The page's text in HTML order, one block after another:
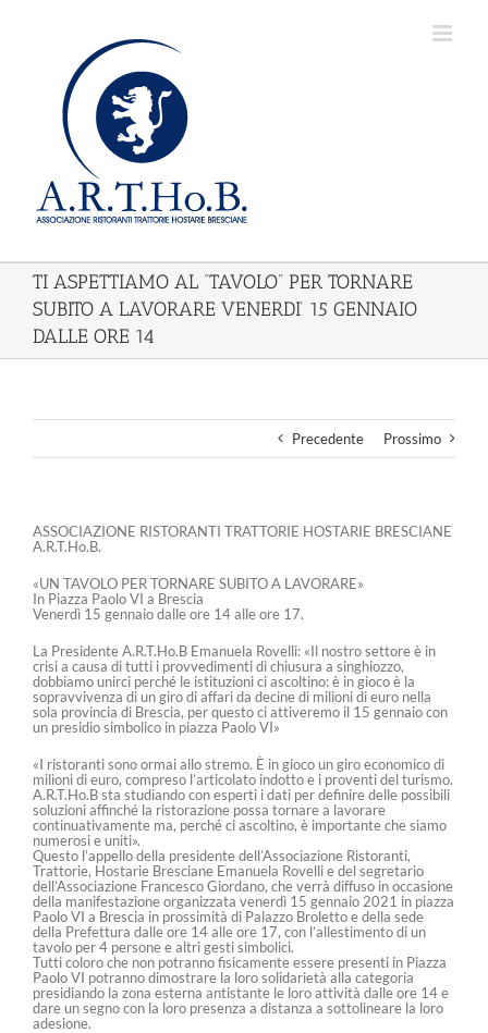
TI ASPETTIAMO AL “TAVOLO” PER TORNARE
SUBITO A LAVORARE VENERDI’ 15 GENNAIO
DALLE ORE 14
Precedente Prossimo
ASSOCIAZIONE RISTORANTI TRATTORIE HOSTARIE BRESCIANE
A.R.T.Ho.B.
«UN TAVOLO PER TORNARE SUBITO A LAVORARE»
In Piazza Paolo VI a Brescia
Venerdì 15 gennaio dalle ore 14 alle ore 17.
La Presidente A.R.T.Ho.B Emanuela Rovelli: «Il nostro settore è in
crisi a causa di tutti i provvedimenti di chiusura a singhiozzo,
dobbiamo unirci perché le istituzioni ci ascoltino: è in gioco è la
sopravvivenza di un giro di affari da decine di milioni di euro nella
sola provincia di Brescia, per questo ci attiveremo il 15 gennaio con
un presidio simbolico in piazza Paolo VI»
«I ristoranti sono ormai allo stremo. È in gioco un giro economico di
milioni di euro, compreso l’articolato indotto e i proventi del turismo.
A.R.T.Ho.B sta studiando con esperti i dati per definire delle possibili
soluzioni affinché la ristorazione possa tornare a lavorare
continuativamente ma, perché ci ascoltino, è importante che siamo
numerosi e uniti».
Questo l’appello della presidente dell’Associazione Ristoranti,
Trattorie, Hostarie Bresciane Emanuela Rovelli e del segretario
dell’Associazione Francesco Giordano, che verrà diffuso in occasione
della manifestazione organizzata venerdì 15 gennaio 2021 in piazza
Paolo VI a Brescia in prossimità di Palazzo Broletto e della sede
della Prefettura dalle ore 14 alle ore 17, con l’allestimento di un
tavolo per 4 persone e altri gesti simbolici.
Tutti coloro che non potranno fisicamente essere presenti in Piazza
Paolo VI potranno dimostrare la loro solidarietà alla categoria
presidiando la zona esterna antistante le loro attività dalle ore 14 e
dare un segno con la loro presenza a distanza a sottolineare la loro
adesione.